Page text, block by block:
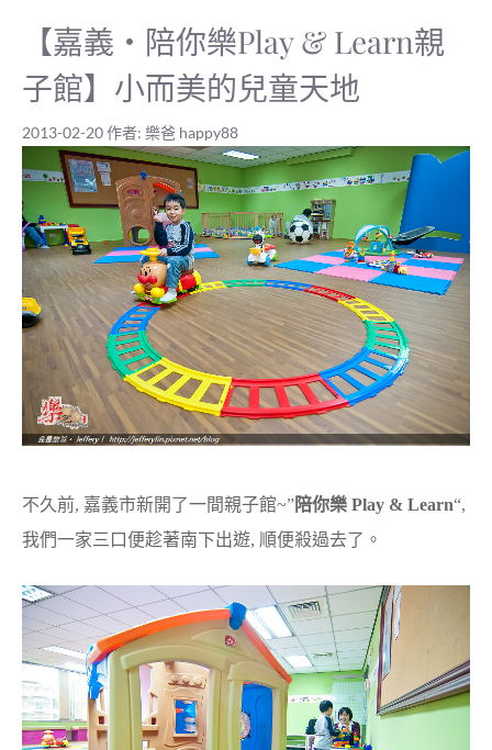
【嘉義‧陪你樂Play & Learn親
子館】小而美的兒童天地
2013-02-20作者: 樂爸 happy88
不久前, 嘉義市新開了一間親子館~”陪你樂 Play & Learn“,
我們一家三口便趁著南下出遊, 順便殺過去了。